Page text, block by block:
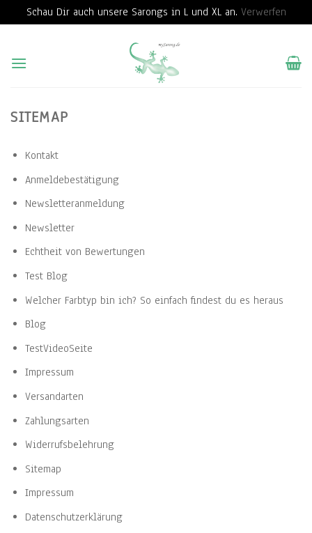
Schau Dir auch unsere Sarongs in L und XL an. Verwerfen
content
SITEMAP
Kontakt
Anmeldebestätigung
Newsletteranmeldung
Newsletter
Echtheit von Bewertungen
Test Blog
Welcher Farbtyp bin ich? So einfach findest du es heraus
Blog
TestVideoSeite
Impressum
Versandarten
Zahlungsarten
Widerrufsbelehrung
Sitemap
Impressum
Datenschutzerklärung